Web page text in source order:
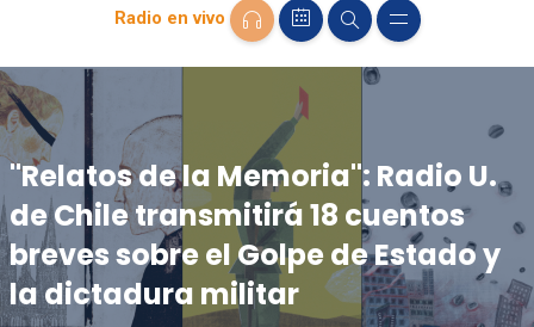
Radio en vivo
"Relatos de la Memoria": Radio U.
de Chile transmitirá 18 cuentos
breves sobre el Golpe de Estado y
la dictadura militar